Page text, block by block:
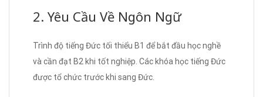
2. Yêu Cầu Về Ngôn Ngữ
Trình độ tiếng Đức tối thiểu B1 để bắt đầu học nghề
và cần đạt B2 khi tốt nghiệp. Các khóa học tiếng Đức
được tổ chức trước khi sang Đức.